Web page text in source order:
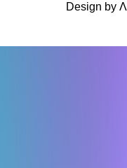
Design by